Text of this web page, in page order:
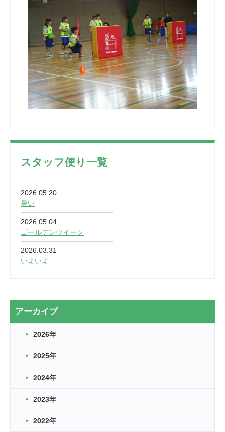
スタッフ便り一覧
2026.05.20
暑い
2026.05.04
ゴールデンウイーク
2026.03.31
いよいよ
2026.03.20
なぎなた
2026.03.16
車いすバスケとRくんのお話
卒業・卒園の季節★
2026.03.11
アーカイブ
2026年
2025年
2024年
2023年
2022年